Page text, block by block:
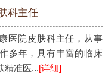
科主任
医院皮肤科主任，从事
多年，具有丰富的临床
精准医...[详细]